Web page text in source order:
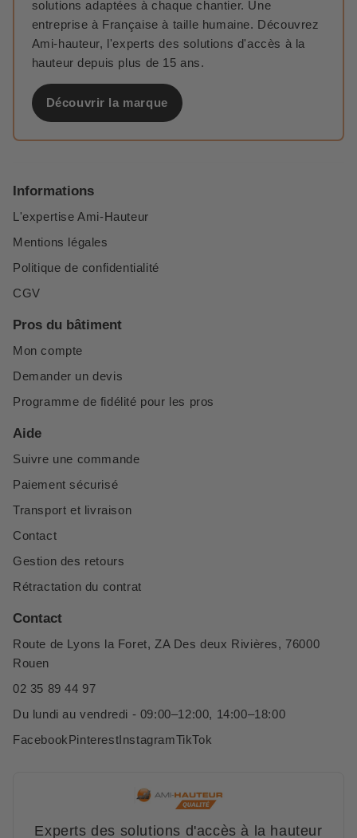
solutions adaptées à chaque chantier. Une
entreprise à Française à taille humaine. Découvrez
Ami-hauteur, l'experts des solutions d'accès à la
hauteur depuis plus de 15 ans.
Découvrir la marque
Informations
L'expertise Ami-Hauteur
Mentions légales
Politique de confidentialité
CGV
Pros du bâtiment
Mon compte
Demander un devis
Programme de fidélité pour les pros
Aide
Suivre une commande
Paiement sécurisé
Transport et livraison
Contact
Gestion des retours
Rétractation du contrat
Contact
Route de Lyons la Foret, ZA Des deux Rivières, 76000
Rouen
02 35 89 44 97
Du lundi au vendredi - 09:00–12:00, 14:00–18:00
FacebookPinterestInstagramTikTok
Experts des solutions d'accès à la hauteur